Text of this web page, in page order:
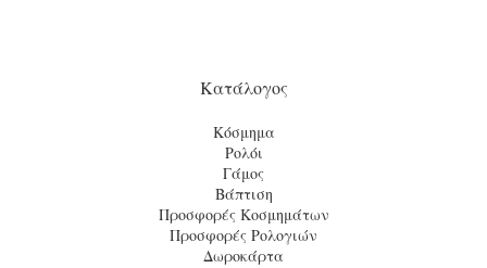
Κατάλογος
Κόσμημα
Ρολόι
Γάμος
Βάπτιση
Προσφορές Κοσμημάτων
Προσφορές Ρολογιών
Δωροκάρτα